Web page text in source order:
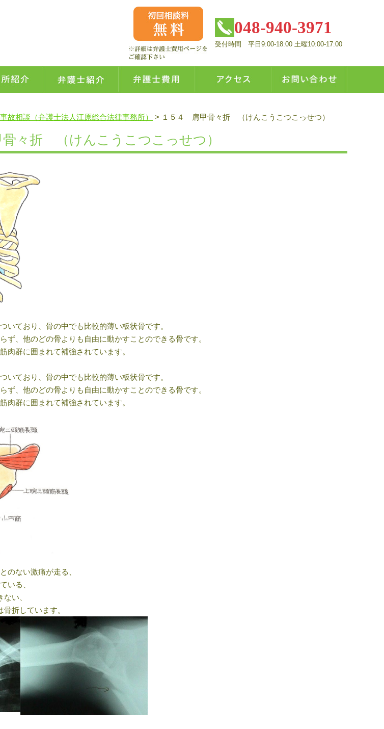
048-940-3971
受付時間 平日9:00-18:00 土曜10:00-17:00
故相談（弁護士法人江原総合法律事務所） > １５４ 肩甲骨々折 （けんこうこつこっせつ）
々折 （けんこうこつこっせつ）
いており、骨の中でも比較的薄い板状骨です。
ず、他のどの骨よりも自由に動かすことのできる骨です。
肉群に囲まれて補強されています。
いており、骨の中でも比較的薄い板状骨です。
ず、他のどの骨よりも自由に動かすことのできる骨です。
肉群に囲まれて補強されています。
のない激痛が走る、
いる、
い、
折しています。